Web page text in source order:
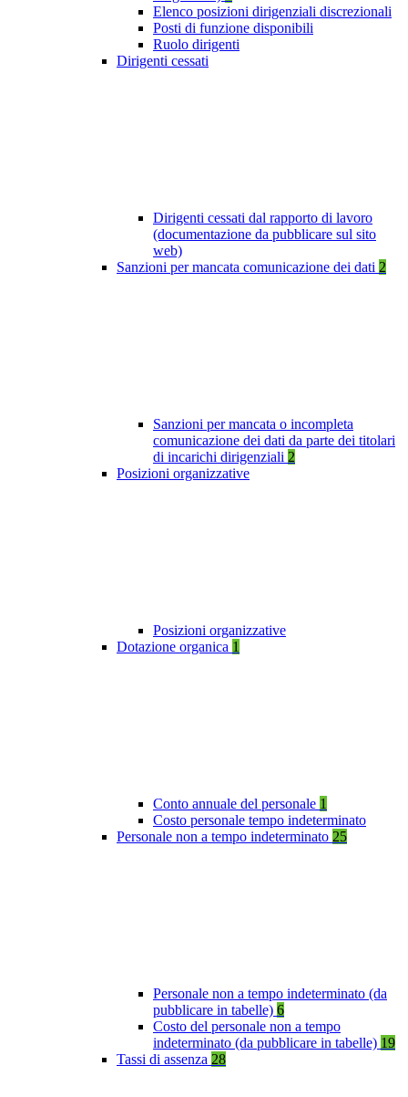
Elenco posizioni dirigenziali discrezionali
Posti di funzione disponibili
Ruolo dirigenti
Dirigenti cessati
Dirigenti cessati dal rapporto di lavoro
(documentazione da pubblicare sul sito
web)
Sanzioni per mancata comunicazione dei dati 2
Sanzioni per mancata o incompleta
comunicazione dei dati da parte dei titolari
di incarichi dirigenziali 2
Posizioni organizzative
Posizioni organizzative
Dotazione organica 1
Conto annuale del personale 1
Costo personale tempo indeterminato
Personale non a tempo indeterminato 25
Personale non a tempo indeterminato (da
pubblicare in tabelle) 6
Costo del personale non a tempo
indeterminato (da pubblicare in tabelle) 19
Tassi di assenza 28